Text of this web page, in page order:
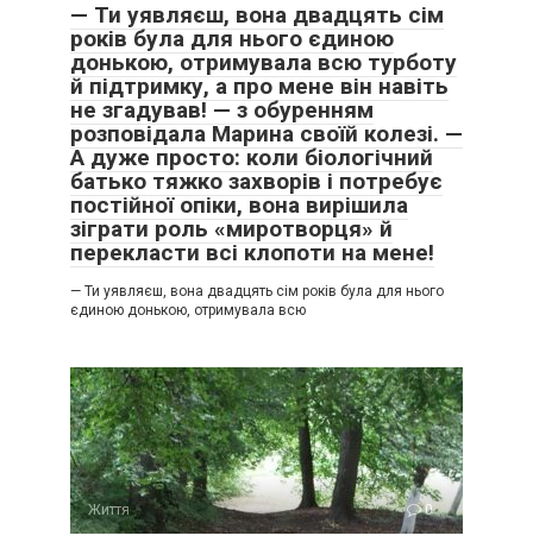
— Ти уявляєш, вона двадцять сім
років була для нього єдиною
донькою, отримувала всю турботу
й підтримку, а про мене він навіть
не згадував! — з обуренням
розповідала Марина своїй колезі. —
А дуже просто: коли біологічний
батько тяжко захворів і потребує
постійної опіки, вона вирішила
зіграти роль «миротворця» й
перекласти всі клопоти на мене!
— Ти уявляєш, вона двадцять сім років була для нього
єдиною донькою, отримувала всю
Життя 0